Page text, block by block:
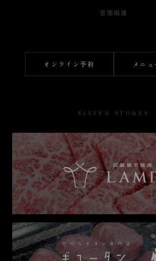
管理画面
オンライン予約 メニ
SISTER STORES